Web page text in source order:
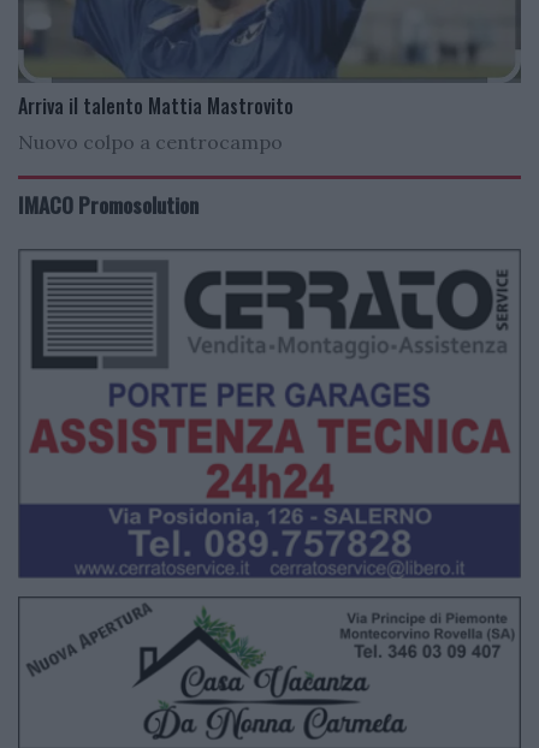
Arriva il talento Mattia Mastrovito
Nuovo colpo a centrocampo
IMACO Promosolution